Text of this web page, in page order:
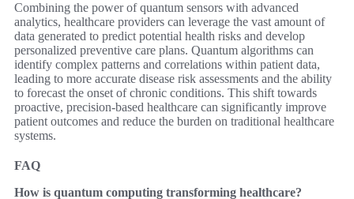
Combining the power of quantum sensors with advanced
analytics, healthcare providers can leverage the vast amount of
data generated to predict potential health risks and develop
personalized preventive care plans. Quantum algorithms can
identify complex patterns and correlations within patient data,
leading to more accurate disease risk assessments and the ability
to forecast the onset of chronic conditions. This shift towards
proactive, precision-based healthcare can significantly improve
patient outcomes and reduce the burden on traditional healthcare
systems.
FAQ
How is quantum computing transforming healthcare?